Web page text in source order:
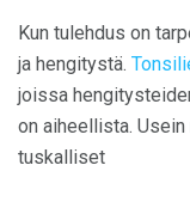
Kun tulehdus on
ja hengitystä.
joissa
on aiheellista.
tuskalliset